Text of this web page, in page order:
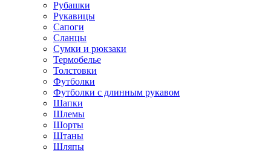
Рубашки
Рукавицы
Сапоги
Сланцы
Сумки и рюкзаки
Термобелье
Толстовки
Футболки
Футболки с длинным рукавом
Шапки
Шлемы
Шорты
Штаны
Шляпы